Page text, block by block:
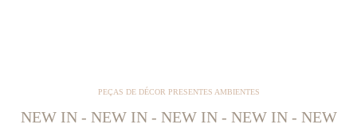
PEÇAS DE DÉCOR PRESENTES AMBIENTES
NEW IN - NEW IN - NEW IN - NEW IN - NEW